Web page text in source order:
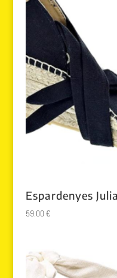
Espardenyes
59.00€